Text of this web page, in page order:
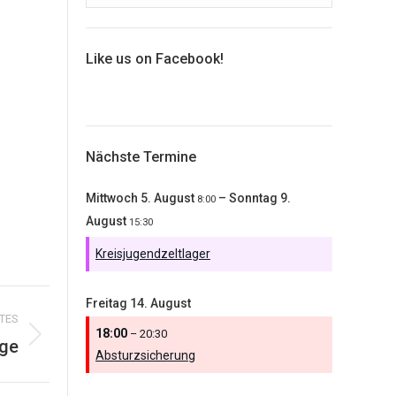
Like us on Facebook!
Nächste Termine
Mittwoch 5. August 8:00 – Sonntag 9.
August 15:30
Kreisjugendzeltlager
Freitag 14. August
18:00 – 20:30
Absturzsicherung